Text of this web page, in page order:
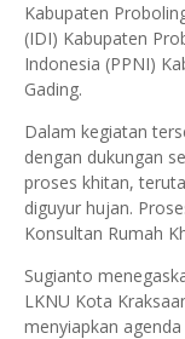
Kabupaten
(IDI) Kabupaten
Indonesia (PPNI)
Gading.
Dalam kegiatan
dengan dukungan
proses khitan,
diguyur hujan.
Konsultan Rumah
Sugianto
LKNU Kota
menyiapkan